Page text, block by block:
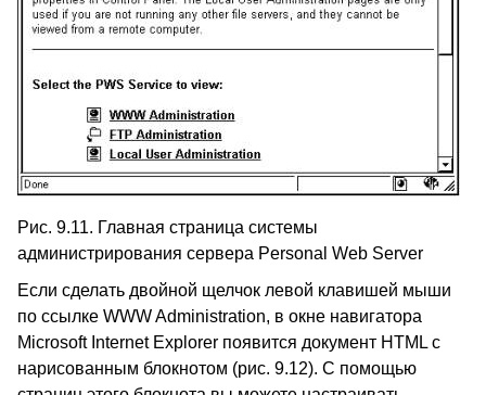
Рис. 9.11. Главная страница системы
администрирования сервера Personal Web Server
Если сделать двойной щелчок левой клавишей мыши
по ссылке WWW Administration, в окне навигатора
Microsoft Internet Explorer появится документ HTML с
нарисованным блокнотом (рис. 9.12). С помощью